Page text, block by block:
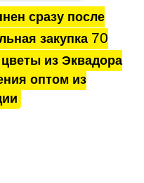
сразу после
закупка 70
из Эквадора
оптом из